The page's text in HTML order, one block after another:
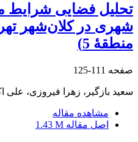
تحلیل فضایی
شهری در کلان‌شهر
منطقۀ 5)
صفحه 111-125
سعید بازگیر، زهرا فیروزی،
مشاهده مقاله
اصل مقاله 1.43 M